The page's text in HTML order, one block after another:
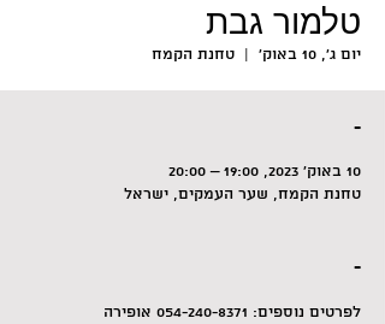
טלמור גבת
יום ג׳, 10 באוק׳
  |
טחנת הקמח
-
10 באוק׳ 2023, 19:00 – 20:00
טחנת הקמח, שער העמקים, ישראל
-
לפרטים נוספים: 054-240-8371 אופירה